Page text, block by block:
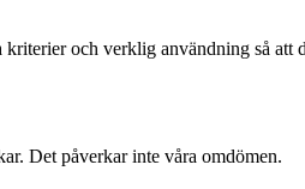
och verklig användning så att
Det påverkar inte våra omdömen.